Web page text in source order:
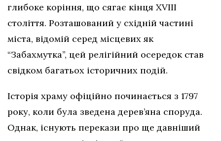
глибоке коріння, що сягає кінця XVIII
століття. Розташований у східній частині
міста, відомій серед місцевих як
“Забахмутка”, цей релігійний осередок став
свідком багатьох історичних подій.
Історія храму офіційно починається з 1797
року, коли була зведена дерев’яна споруда.
Однак, існують перекази про ще давніший